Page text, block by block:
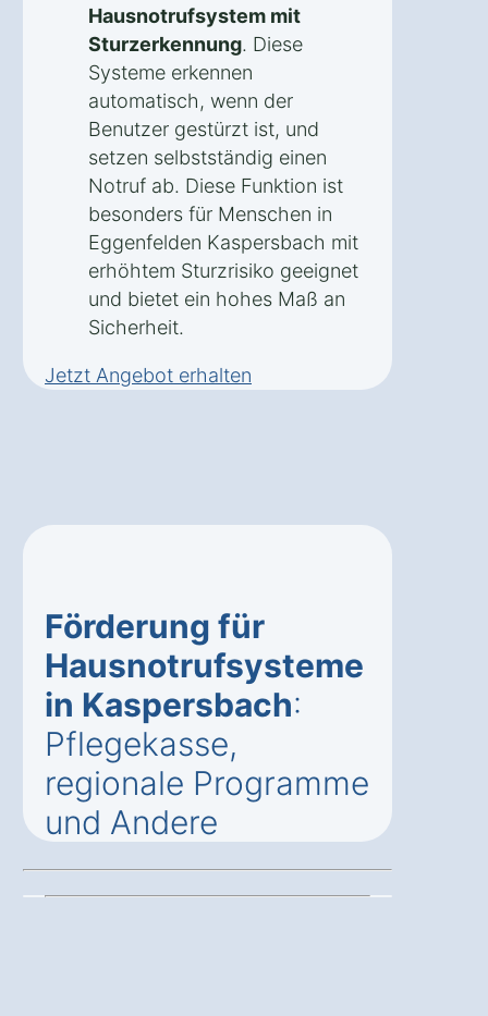
Hausnotrufsystem mit
Sturzerkennung. Diese
Systeme erkennen
automatisch, wenn der
Benutzer gestürzt ist, und
setzen selbstständig einen
Notruf ab. Diese Funktion ist
besonders für Menschen in
Eggenfelden Kaspersbach mit
erhöhtem Sturzrisiko geeignet
und bietet ein hohes Maß an
Sicherheit.
Jetzt Angebot erhalten
Förderung für
Hausnotrufsysteme
in Kaspersbach:
Pflegekasse,
regionale Programme
und Andere